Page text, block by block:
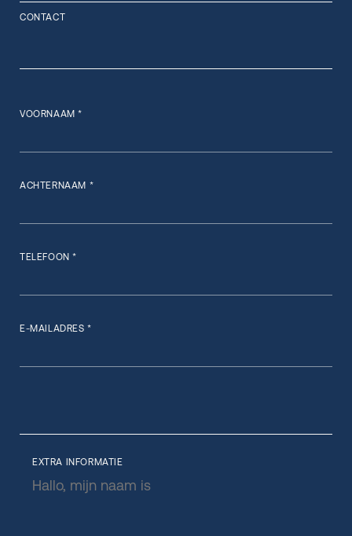
CONTACT
VOORNAAM *
ACHTERNAAM *
TELEFOON *
E-MAILADRES *
EXTRA INFORMATIE